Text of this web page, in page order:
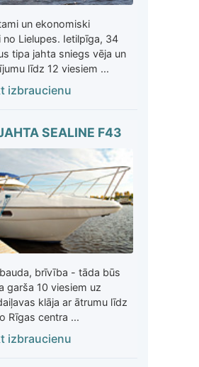
un ekonomiski
no Lielupes. Ietilpīga, 34
tipa jahta sniegs vēja un
līdz 12 viesiem ...
izbraucienu
SEALINE F43
brīvība - tāda būs
garša 10 viesiem uz
klāja ar ātrumu līdz
Rīgas centra ...
izbraucienu